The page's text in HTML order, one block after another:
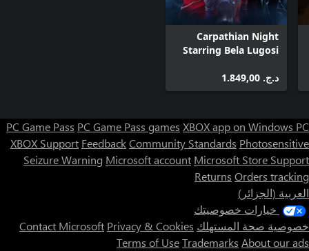
Carpathian Night
Starring Bela Lugosi
د.ج.‏ 1.849,00
PC Game Pass PC Game Pass games XBOX app on Windows PC
XBOX Support FeedbackCommunity Standards Photosensitive
Seizure Warning Microsoft account Microsoft Store Support
Returns Orders tracking
العربية (الجزائر)
خيارات خصوصيتك
خصوصية صحة المستهلك
Contact Microsoft Privacy & Cookies
Terms of UseTrademarks About our ads